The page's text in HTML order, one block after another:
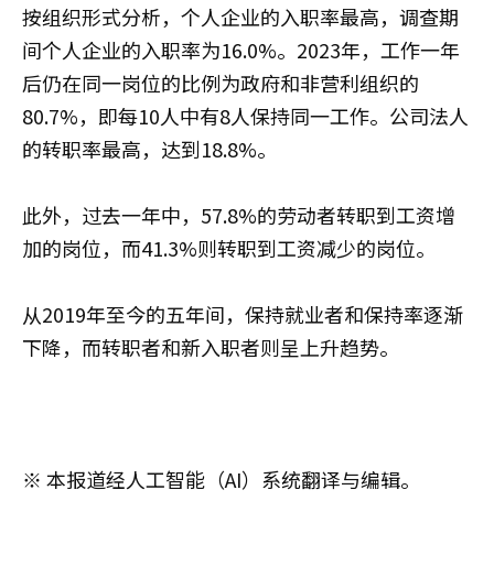
按组织形式分析，个人企业的入职率最高，调查期
间个人企业的入职率为16.0%。2023年，工作一年
后仍在同一岗位的比例为政府和非营利组织的
80.7%，即每10人中有8人保持同一工作。公司法人
的转职率最高，达到18.8%。
此外，过去一年中，57.8%的劳动者转职到工资增
加的岗位，而41.3%则转职到工资减少的岗位。
从2019年至今的五年间，保持就业者和保持率逐渐
下降，而转职者和新入职者则呈上升趋势。
※ 本报道经人工智能（AI）系统翻译与编辑。